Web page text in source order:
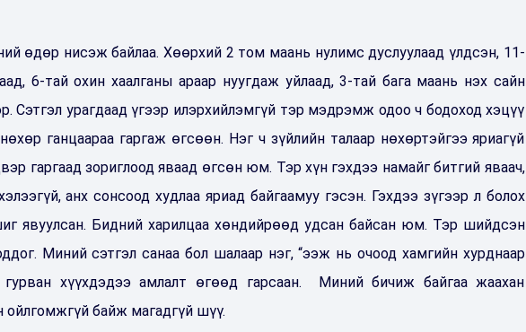
өдөр нисэж байлаа. Хөөрхий 2 том маань нулимс дуслуулаад үлдсэн, 11-
6-тай охин хаалганы араар нуугдаж уйлаад, 3-тай бага маань нэх сайн
Сэтгэл урагдаад үгээр илэрхийлэмгүй тэр мэдрэмж одоо ч бодоход хэцүү
ганцаараа гаргаж өгсөөн. Нэг ч зүйлийн талаар нөхөртэйгээ яриагүй
гаргаад зориглоод яваад өгсөн юм. Тэр хүн гэхдээ намайг битгий яваач,
анх сонсоод худлаа яриад байгаамуу гэсэн. Гэхдээ зүгээр л болох
явуулсан. Бидний харилцаа хөндийрөөд удсан байсан юм. Тэр шийдсэн
Миний сэтгэл санаа бол шалаар нэг, “ээж нь очоод хамгийн хурднаар
хүүхдэдээ амлалт өгөөд гарсаан. Миний бичиж байгаа жаахан
ойлгомжгүй байж магадгүй шүү.